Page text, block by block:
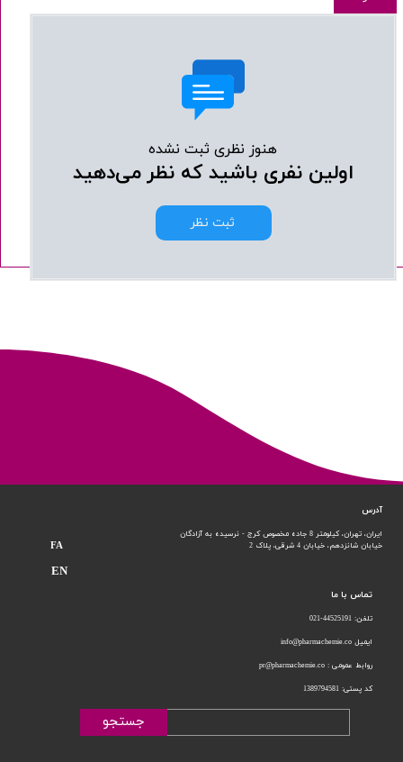
هنوز نظری ثبت نشده
اولین نفری باشید که نظر می‌دهید
ثبت نظر
تماس با ما
تلفن: 44525191-021
ایمیل info@pharmachemie.co
روابط عمومی : pr@pharmachemie.co
کد پستی: 1389794581
آدرس
ایران، تهران، کیلومتر 8 جاده مخصوص کرج - نرسیده به آزادگان
خیابان شانزدهم، خیابان 4 شرقی، پلاک 2
جستجو
FA